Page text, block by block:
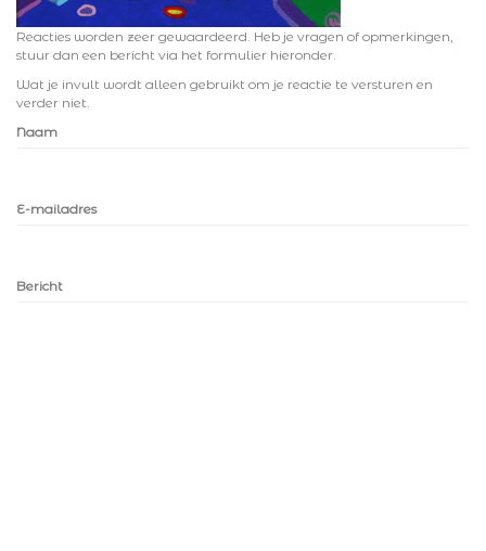
Reacties worden zeer gewaardeerd. Heb je vragen of opmerkingen,
stuur dan een bericht via het formulier hieronder.
Wat je invult wordt alleen gebruikt om je reactie te versturen en
verder niet.
Naam
E-mailadres
Bericht